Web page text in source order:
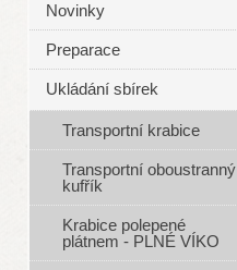
Novinky
Preparace
Ukládání sbírek
Transportní krabice
Transportní oboustranný
kufřík
Krabice polepené
plátnem - PLNÉ VÍKO